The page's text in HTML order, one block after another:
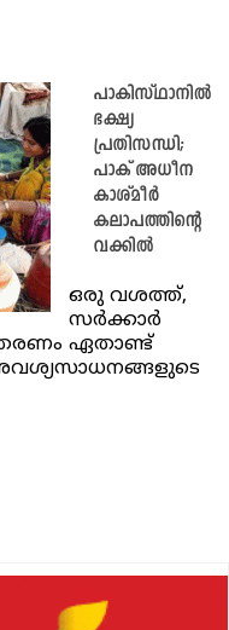
പാകിസ്ഥാനിൽ
ഭക്ഷ്യ
പ്രതിസന്ധി;
പാക് അധീന
കാശ്മീർ
കലാപത്തിന്റെ
വക്കിൽ
ഒരു വശത്ത്,
സർക്കാർ
ഏതാണ്ട്